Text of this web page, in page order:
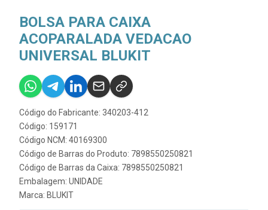
BOLSA PARA CAIXA
ACOPARALADA VEDACAO
UNIVERSAL BLUKIT
Código do Fabricante: 340203-412
Código: 159171
Código NCM: 40169300
Código de Barras do Produto: 7898550250821
Código de Barras da Caixa: 7898550250821
Embalagem: UNIDADE
Marca: BLUKIT